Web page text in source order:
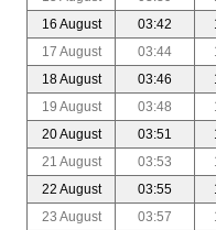
16 August
03:42
17 August
03:44
18 August
03:46
19 August
03:48
20 August
03:51
21 August
03:53
22 August
03:55
23 August
03:57